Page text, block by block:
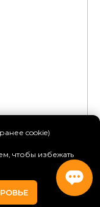
cookie)
чтобы избежать
Контакты